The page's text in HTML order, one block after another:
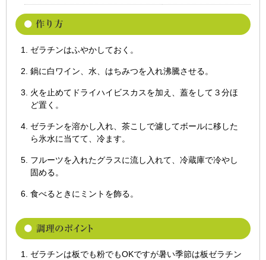
ゼラチンはふやかしておく。
鍋に白ワイン、水、はちみつを入れ沸騰させる。
火を止めてドライハイビスカスを加え、蓋をして３分ほ
ど置く。
ゼラチンを溶かし入れ、茶こしで濾してボールに移した
ら氷水に当てて、冷ます。
フルーツを入れたグラスに流し入れて、冷蔵庫で冷やし
固める。
食べるときにミントを飾る。
ゼラチンは板でも粉でもOKですが暑い季節は板ゼラチン